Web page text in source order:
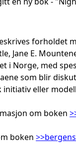
forholdet
Jane E.
i Norge, med
som blir
initiativ eller
om boken
boken